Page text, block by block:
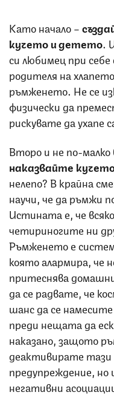
Като начало –
кучето и детето.
си любимец при
родителя на
ръмженето. Не се
физически да
рискувате да ухапе
Второ и не по-малко
наказвайте
нелепо? В крайна
научи, че да ръмжи
Истината е, че
четириногите ни
Ръмженето е
която алармира, че
притеснява
да се радвате, че
шанс да се
преди нещата да
наказано, защото
деактивирате тази
предупреждение, но
негативни